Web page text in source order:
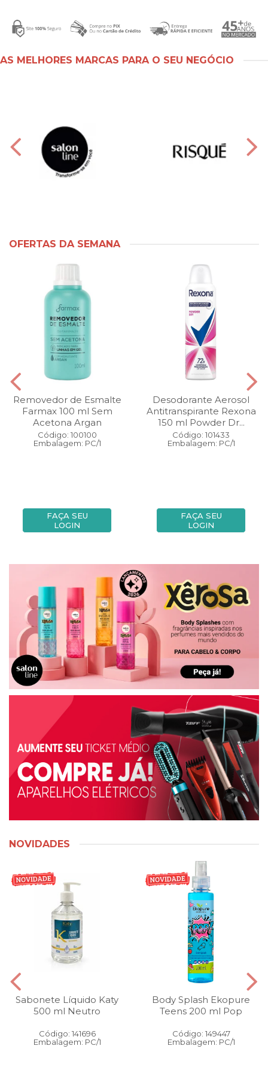
AS MELHORES MARCAS PARA O SEU NEGÓCIO
OFERTAS DA SEMANA
Removedor de Esmalte
Farmax 100 ml Sem
Acetona Argan
Código: 100100
Embalagem: PC/1
FAÇA SEU
LOGIN
Desodorante Aerosol
Antitranspirante Rexona
150 ml Powder Dr...
Código: 101433
Embalagem: PC/1
FAÇA SEU
LOGIN
NOVIDADES
Sabonete Líquido Katy
500 ml Neutro
Código: 141696
Embalagem: PC/1
Body Splash Ekopure
Teens 200 ml Pop
Código: 149447
Embalagem: PC/1